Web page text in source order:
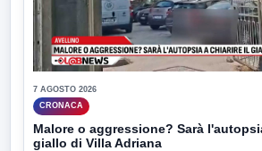
7 AGOSTO 2026
CRONACA
Malore o aggressione? Sarà
giallo di Villa Adriana